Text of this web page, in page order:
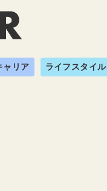
ャリア ライフスタイル